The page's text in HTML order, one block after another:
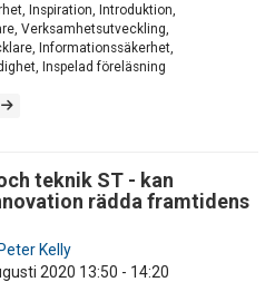
Inspiration, Introduktion,
Verksamhetsutveckling,
Informationssäkerhet,
Inspelad föreläsning
teknik ST - kan
rädda framtidens
Peter Kelly
2020 13:50 - 14:20